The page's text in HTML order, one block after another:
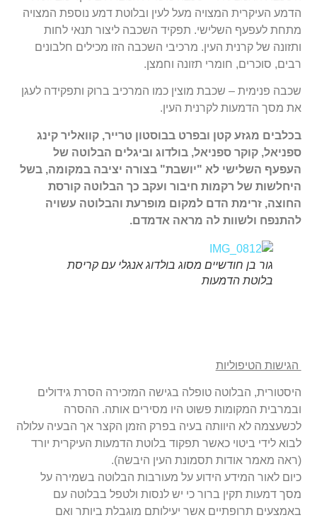
הדמע העיקרית המצויה מעל לעין ובלוטת דמע נוספת המצויה
מתחת לעפעף השלישי. תפקיד השכבה ליצור תנאי לחות
ותזונה של קרנית העין. מרכיבי השכבה הזו מכילים חלבונים
רבים, סוכרים, חומרי תזונה וחמצן.
שכבה פנימית – שכבת מוצין כמו המרכיב ברוק ותפקידה לעגן
את מסך הדמעות לקרנית העין.
בכלבים מגזע קטן ובפרט בבוסטון טרייר, קוואליר קינג
ספניאל, קוקר ספניאל, בולדוג וביגלים הבלוטה של
העפעף השלישי לא "יושבת" בצורה יציבה במקומה, בשל
היחלשות של רקמות חיבור ועקב כך הבלוטה קורסת
החוצה, זרימת הדם למקום מופרעת והבלוטה עשויה
להתנפח ולשוות לה מראה אדמדם.
גור בן חודשיים מסוג בולדוג אנגלי עם קריסת
בלוטת הדמעות
הגישות הטיפוליות
היסטורית, הבלוטה טופלה בגישה המזכירה הסרת גידולים
ובמרבית המקומות פשוט היו מסירים אותה. ההסרה
לכשעצמה לא היוותה בעיה בפרק הזמן הקצר אך הבעיה עלולה
לבוא לידי ביטוי כאשר תפקוד בלוטת הדמעות העיקרית יורד
(ראה מאמר אודות תסמונת העין היבשה).
כיום לאור המידע הידוע על מעורבות הבלוטה בשמירה על
מסך דמעות תקין ברור כי יש לנסות ולטפל בבלוטה עם
באמצעים תרופתיים אשר יעילותם מוגבלת ביותר ואם